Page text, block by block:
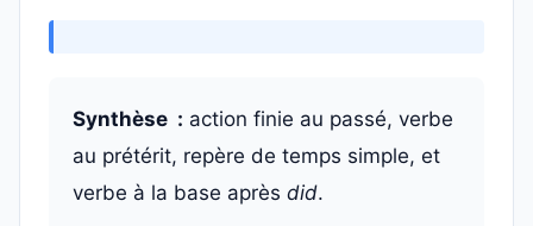
Synthèse : action finie au passé, verbe
au prétérit, repère de temps simple, et
verbe à la base après did.